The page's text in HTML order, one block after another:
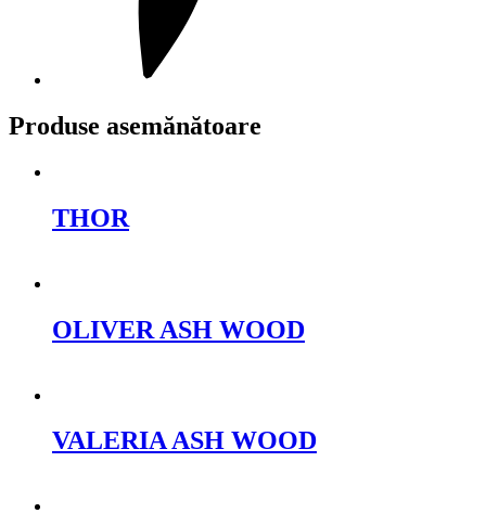
Produse asemănătoare
THOR
OLIVER ASH WOOD
VALERIA ASH WOOD